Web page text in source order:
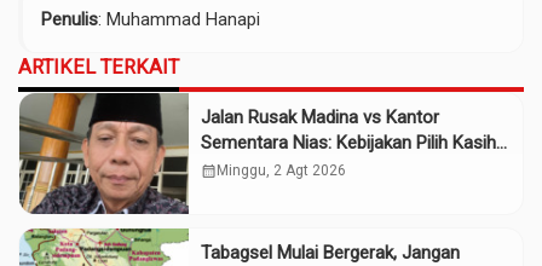
Penulis: Muhammad Hanapi
ARTIKEL TERKAIT
Jalan Rusak Madina vs Kantor
Sementara Nias: Kebijakan Pilih Kasih
Gubsu
calendar_month Minggu, 2 Agt 2026
Tabagsel Mulai Bergerak, Jangan